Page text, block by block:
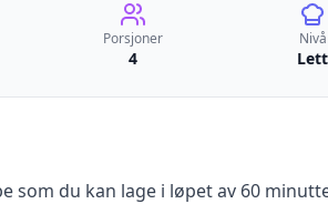
Porsjoner
4
Nivå
Lett
som du kan lage i løpet av 60